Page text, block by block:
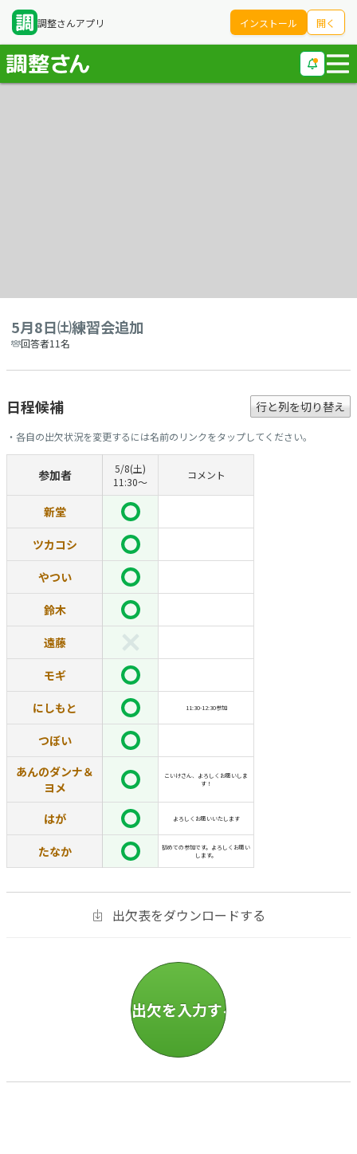
調整さんアプリ インストール 開く
5月8日㈯練習会追加
回答者11名
日程候補 行と列を切り替え
・各自の出欠状況を変更するには名前のリンクをタップしてください。
参加者
5/8(土)
11:30〜
コメント
新堂
ツカコシ
やつい
鈴木
遠藤
モギ
にしもと 11:30-12:30参加
つぼい
あんのダンナ＆
ヨメ
こいけさん、よろしくお願いしま
す！
はが よろしくお願いいたします
たなか
初めての参加です。よろしくお願い
します。
出欠表をダウンロードする